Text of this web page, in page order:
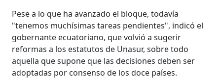
Pese a lo que ha avanzado el bloque, todavía
"tenemos muchísimas tareas pendientes", indicó el
gobernante ecuatoriano, que volvió a sugerir
reformas a los estatutos de Unasur, sobre todo
aquella que supone que las decisiones deben ser
adoptadas por consenso de los doce países.